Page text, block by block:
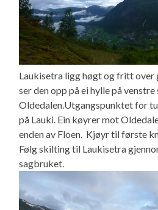
Laukisetra ligg høgt og fritt over
ser den opp på ei hylle på
Oldedalen.Utgangspunktet for
på Lauki. Ein køyrer mot
enden av Floen. Kjøyr til første
Følg skilting til Laukisetra
sagbruket.